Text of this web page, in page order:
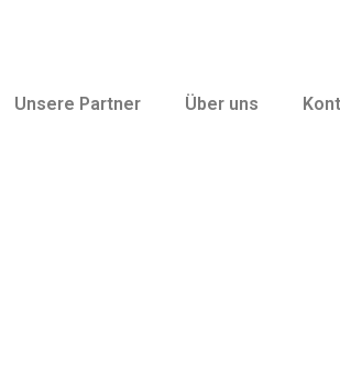
Unsere Partner Über uns